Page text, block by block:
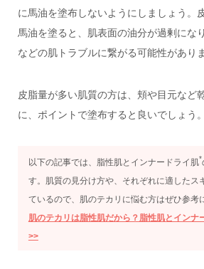
に馬油を塗布しないようにしましょう。
馬油を塗ると、肌表面の油分が過剰にな
などの肌トラブルに繋がる可能性がありま
皮脂量が多い肌質の方は、頬や目元など
に、ポイントで塗布すると良いでしょう。
以下の記事では、脂性肌とインナードライ肌*
す。肌質の見分け方や、それぞれに適したス
ているので、肌のテカリに悩む方はぜひ参考
肌のテカリは脂性肌だから？脂性肌とインナ
>>